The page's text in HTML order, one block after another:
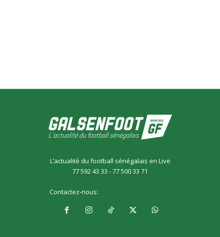
L’actualité du football sénégalais en Live
77 592 43 33 - 77 500 33 71
Contactez-nous: